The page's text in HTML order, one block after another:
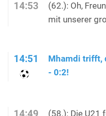
14:53
(62.): Oh,
mit unserer
14:51
Mhamdi trifft,
- 0:2!
(58.): Die U21